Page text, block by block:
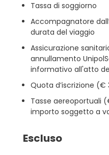
Tassa di soggiorno
Accompagnatore
durata del viaggio
Assicurazione
annullamento
informativo all'atto
Quota d’iscrizione (€
Tasse aereoportuali
importo soggetto a
Escluso